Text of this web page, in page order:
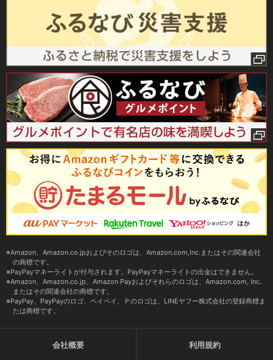
Amazon、Amazon.co.jpおよびそのロゴは、Amazon.com,Inc.またはその関連会社
の商標です。
PayPayマネーライトが付与されます。PayPayマネーライトの出金はできません。
Amazon、Amazon.co.jp、Amazon Payおよびそれらのロゴは、Amazon.com, Inc.
またはその関連会社の商標です。
PayPay、PayPayのロゴ、ペイペイ、Ｐのロゴは、LINEヤフー株式会社の登録商標ま
たは商標です。
会社概要 利用規約